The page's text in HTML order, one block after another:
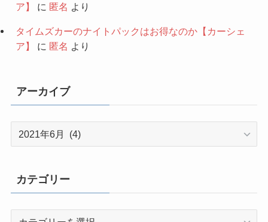
ア】
に 匿名 より
タイムズカーのナイトパックはお得なのか【カーシェ
ア】
に 匿名 より
アーカイブ
ブ
カテゴリー